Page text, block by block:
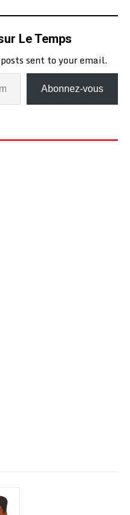
Le Temps
sent to your email.
Abonnez-vous